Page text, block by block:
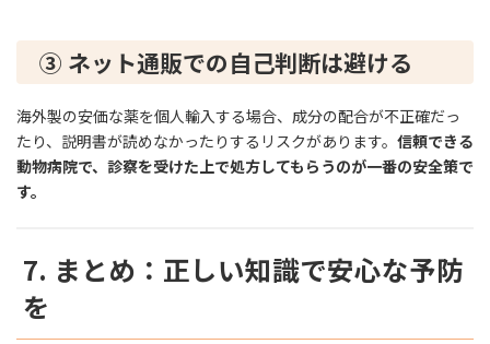
③ ネット通販での自己判断は避ける
海外製の安価な薬を個人輸入する場合、成分の配合が不正確だっ
たり、説明書が読めなかったりするリスクがあります。 信頼できる
動物病院で、診察を受けた上で処方してもらうのが一番の安全策で
す。
7. まとめ：正しい知識で安心な予防
を